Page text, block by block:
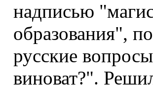
надписью
образования",
русские
виноват?".